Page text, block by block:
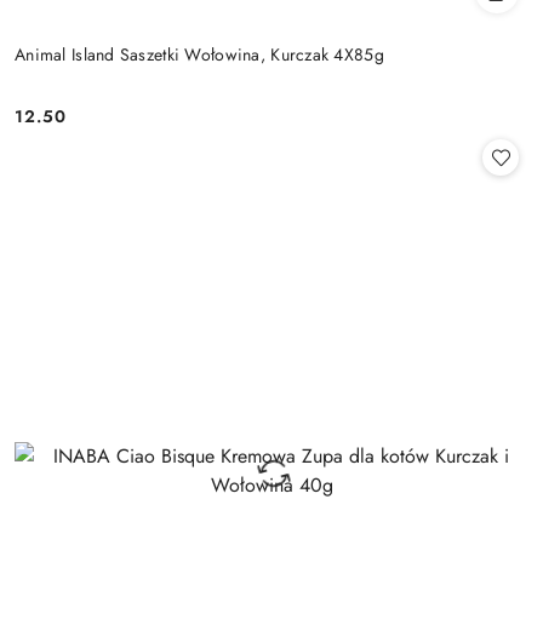
Animal Island Saszetki Wołowina, Kurczak 4X85g
Cena:
12.50